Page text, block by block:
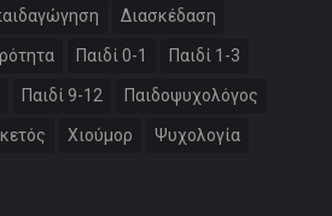
Διασκέδαση
Παιδί 0-1 Παιδί 1-3
Παιδί 9-12 Παιδοψυχολόγος
Χιούμορ Ψυχολογία